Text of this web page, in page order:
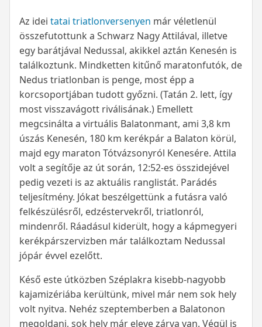
Az idei tatai triatlonversenyen már véletlenül
összefutottunk a Schwarz Nagy Attilával, illetve
egy barátjával Nedussal, akikkel aztán Kenesén is
találkoztunk. Mindketten kitűnő maratonfutók, de
Nedus triatlonban is penge, most épp a
korcsoportjában tudott győzni. (Tatán 2. lett, így
most visszavágott riválisának.) Emellett
megcsinálta a virtuális Balatonmant, ami 3,8 km
úszás Kenesén, 180 km kerékpár a Balaton körül,
majd egy maraton Tótvázsonyról Kenesére. Attila
volt a segítője az út során, 12:52-es összidejével
pedig vezeti is az aktuális ranglistát. Parádés
teljesítmény. Jókat beszélgettünk a futásra való
felkészülésről, edzéstervekről, triatlonról,
mindenről. Ráadásul kiderült, hogy a kápmegyeri
kerékpárszervizben már találkoztam Nedussal
jópár évvel ezelőtt.
Késő este útközben Széplakra kisebb-nagyobb
kajamizériába kerültünk, mivel már nem sok hely
volt nyitva. Nehéz szeptemberben a Balatonon
megoldani, sok hely már eleve zárva van. Végül is